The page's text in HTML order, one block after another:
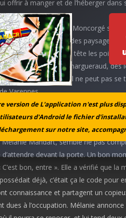
version de L'application n'est plus
d'Android le fichier
sur notre site,
offrir à manger et de l’héberger dans
du 7 avril, Raymond Moncorgé se
Il apprécie la beauté des paysages,
plus pénible. Il a en tête les points
Châtel, puis Chargueraud, dès
du rendez-vous, il ne peut pas se
Varennes.
grand coup et frappe à la porte, une
qu’il veut. Raymond lui montre le
Mélanie Mandart, semble ne pas
d’attendre devant la porte. Un bon
C’est bon, entre ». Elle a vérifié que
possédait déjà, c’était ça le code pour
connaissance et partagent un
dues à l’occupation. Mélanie